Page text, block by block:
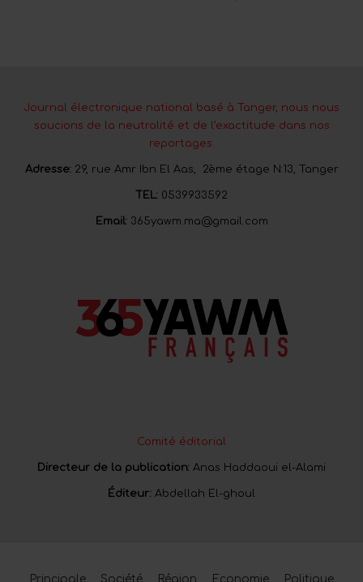
Journal électronique national basé à Tanger, nous nous
soucions de la neutralité et de l’exactitude dans nos
reportages.
Adresse: 29, rue Amr Ibn El Aas, 2ème étage N:13, Tanger
TEL: 0539933592
Email: 365yawm.ma@gmail.com
Comité éditorial
Directeur de la publication: Anas Haddaoui el-Alami
Éditeur: Abdellah El-ghoul
Principale Société Région Economie Politique